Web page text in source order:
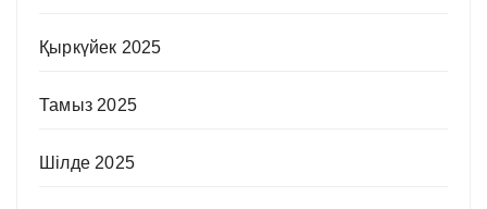
Қыркүйек 2025
Тамыз 2025
Шілде 2025